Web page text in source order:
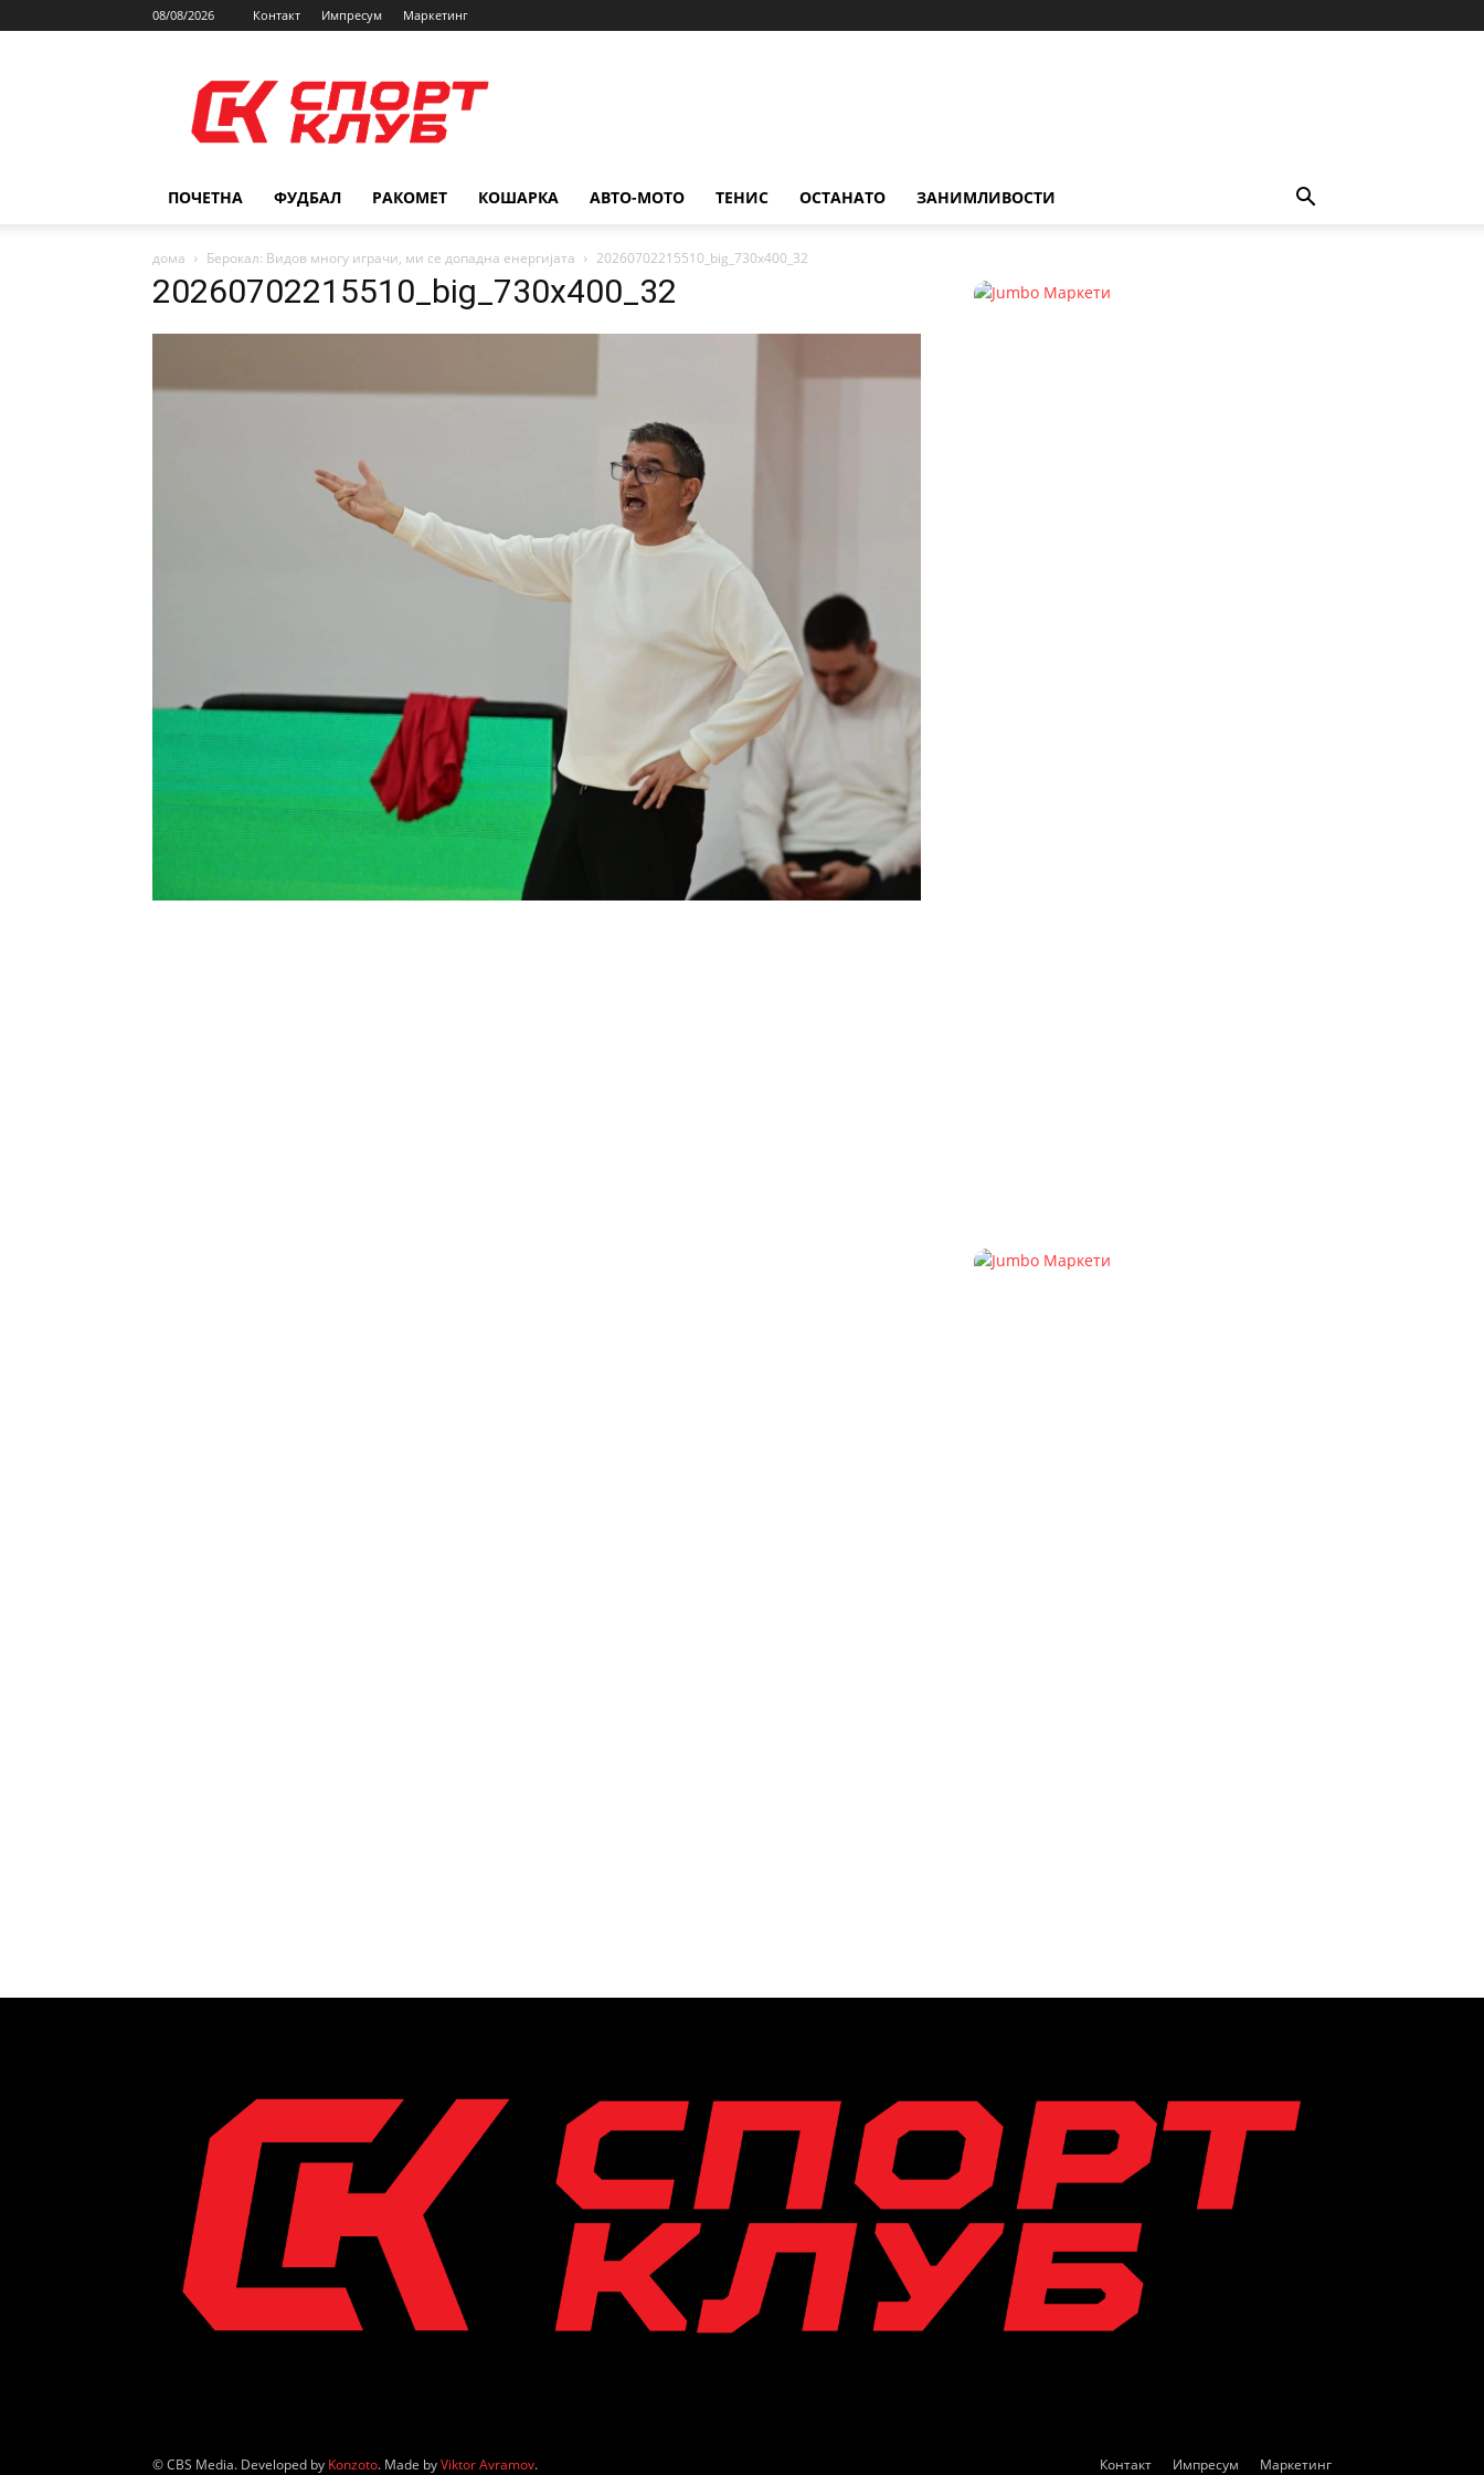
08/08/2026 Контакт Импресум Маркетинг
ПОЧЕТНА ФУДБАЛ РАКОМЕТ КОШАРКА АВТО-МОТО ТЕНИС ОСТАНАТО ЗАНИМЛИВОСТИ
дома Берокал: Видов многу играчи, ми се допадна енергијата 20260702215510_big_730x400_32
20260702215510_big_730x400_32
Контакт Импресум Маркетинг
© CBS Media. Developed by Konzoto. Made byViktor Avramov.